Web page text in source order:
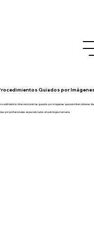
Guiados por
intervencionistas guiados por imágenes que permiten obtener
por profesionales especializados en patología mamaria